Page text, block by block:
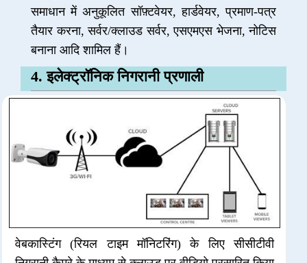
समाधान में अनुकूलित सॉफ़्टवेयर, हार्डवेयर, प्रमाण-पत्र
तैयार करना, सर्वर/क्लाउड सर्वर, एसएमएस भेजना, नोटिस
बनाना आदि शामिल हैं।
4. इलेक्ट्रॉनिक निगरानी प्रणाली
वेबकास्टिंग (रियल टाइम मॉनिटरिंग) के लिए सीसीटीवी